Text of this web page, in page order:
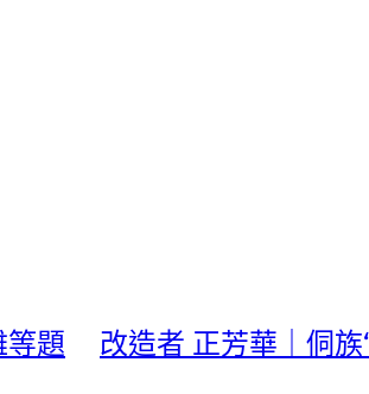
等題
改造者 正芳華｜侗族